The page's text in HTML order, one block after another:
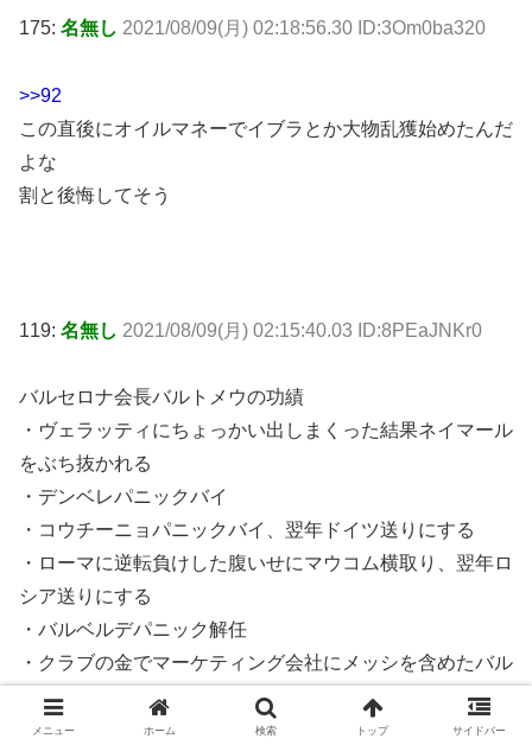
175: 名無し 2021/08/09(月) 02:18:56.30 ID:3Om0ba320
>>92
この直後にオイルマネーでイブラとか大物乱獲始めたんだ
よな
割と後悔してそう
119: 名無し 2021/08/09(月) 02:15:40.03 ID:8PEaJNKr0
バルセロナ会長バルトメウの功績
・ヴェラッティにちょっかい出しまくった結果ネイマール
をぶち抜かれる
・デンベレパニックバイ
・コウチーニョパニックバイ、翌年ドイツ送りにする
・ローマに逆転負けした腹いせにマウコム横取り、翌年ロ
シア送りにする
・バルベルデパニック解任
・クラブの金でマーケティング会社にメッシを含めたバル
セロナ選手のネガキャンをさせる
・グリーズマンに事前接触が発覚、移籍金のさらなる支払
メニュー ホーム 検索 トップ サイドバー